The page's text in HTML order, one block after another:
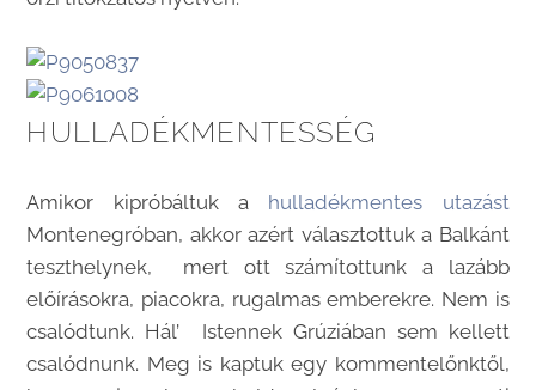
HULLADÉKMENTESSÉG
Amikor kipróbáltuk a hulladékmentes utazást
Montenegróban, akkor azért választottuk a Balkánt
teszthelynek, mert ott számítottunk a lazább
előírásokra, piacokra, rugalmas emberekre. Nem is
csalódtunk. Hál’ Istennek Grúziában sem kellett
csalódnunk. Meg is kaptuk egy kommentelőnktől,